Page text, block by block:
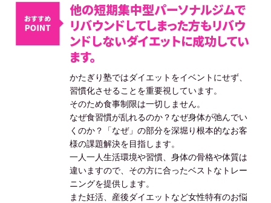
他の短期集中型パーソナルジムで
リバウンドしてしまった方もリバウ
ンドしないダイエットに成功してい
ます。
かたぎり塾ではダイエットをイベントにせず、
習慣化させることを重要視しています。
そのため食事制限は一切しません。
なぜ食習慣が乱れるのか？なぜ身体が弛んでい
くのか？「なぜ」の部分を深堀り根本的なお客
様の課題解決を目指します。
一人一人生活環境や習慣、身体の骨格や体質は
違いますので、その方に合ったベストなトレー
ニングを提供します。
また妊活、産後ダイエットなど女性特有のお悩